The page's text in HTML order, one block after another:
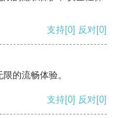
支持[0] 反对[0]
的流畅体验。
支持[0] 反对[0]